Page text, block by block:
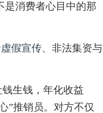
消费者心目中的那
虚假宣传、非法集资与
生钱，年化收益
”推销员。对方不仅